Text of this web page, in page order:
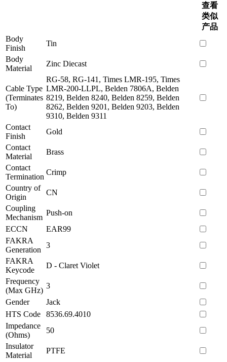
查看
类似
产品
Body
Finish
Tin
Body
Material
Zinc Diecast
Cable Type
(Terminates
To)
RG-58, RG-141, Times LMR-195, Times
LMR-200-LLPL, Belden 7806A, Belden
8219, Belden 8240, Belden 8259, Belden
8262, Belden 9201, Belden 9203, Belden
9310, Belden 9311
Contact
Finish
Gold
Contact
Material
Brass
Contact
Termination
Crimp
Country of
Origin
CN
Coupling
Mechanism
Push-on
ECCN
EAR99
FAKRA
Generation
3
FAKRA
Keycode
D - Claret Violet
Frequency
(Max GHz)
3
Gender
Jack
HTS Code
8536.69.4010
Impedance
(Ohms)
50
Insulator
Material
PTFE